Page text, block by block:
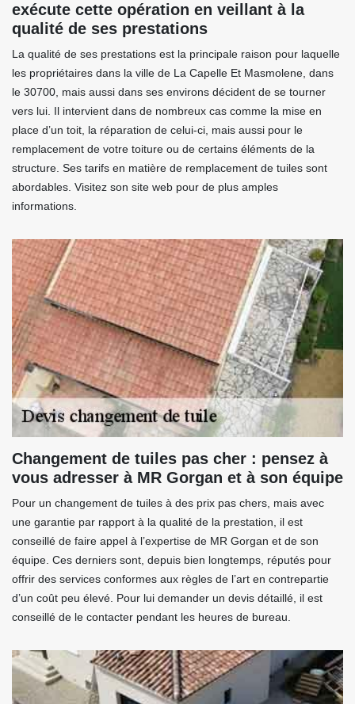
exécute cette opération en veillant à la
qualité de ses prestations
La qualité de ses prestations est la principale raison pour laquelle
les propriétaires dans la ville de La Capelle Et Masmolene, dans
le 30700, mais aussi dans ses environs décident de se tourner
vers lui. Il intervient dans de nombreux cas comme la mise en
place d’un toit, la réparation de celui-ci, mais aussi pour le
remplacement de votre toiture ou de certains éléments de la
structure. Ses tarifs en matière de remplacement de tuiles sont
abordables. Visitez son site web pour de plus amples
informations.
Changement de tuiles pas cher : pensez à
vous adresser à MR Gorgan et à son équipe
Pour un changement de tuiles à des prix pas chers, mais avec
une garantie par rapport à la qualité de la prestation, il est
conseillé de faire appel à l’expertise de MR Gorgan et de son
équipe. Ces derniers sont, depuis bien longtemps, réputés pour
offrir des services conformes aux règles de l’art en contrepartie
d’un coût peu élevé. Pour lui demander un devis détaillé, il est
conseillé de le contacter pendant les heures de bureau.